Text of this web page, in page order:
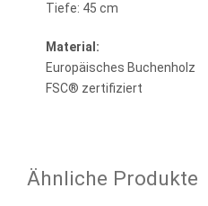
Tiefe: 45 cm
Material:
Europäisches Buchenholz
FSC® zertifiziert
Ähnliche Produkte